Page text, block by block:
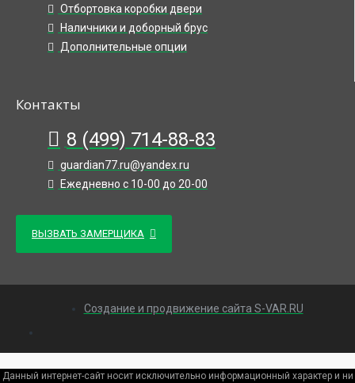
Отбортовка коробки двери
Наличники и доборный брус
Дополнительные опции
Контакты
8 (499) 714-88-83
guardian77.ru@yandex.ru
Ежедневно с 10-00 до 20-00
ВЫЗВАТЬ ЗАМЕРЩИКА
Создание и продвижение сайта S-VAR.RU
Данный интернет-сайт носит исключительно информационный характер и ни